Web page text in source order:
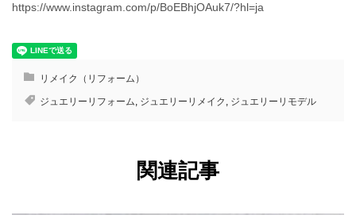
https://www.instagram.com/p/BoEBhjOAuk7/?hl=ja
リメイク（リフォーム）
ジュエリーリフォーム ジュエリーリメイク ジュエリーリモデル
関連記事